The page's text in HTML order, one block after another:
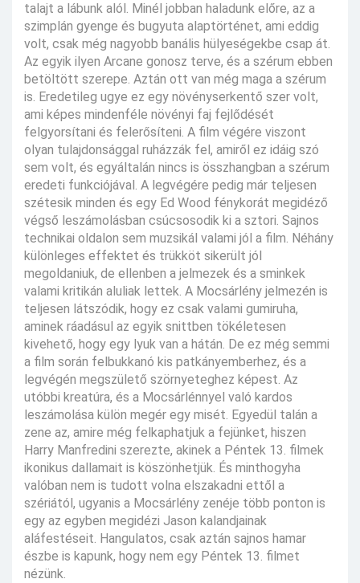
talajt a lábunk alól. Minél jobban haladunk előre, az a
szimplán gyenge és bugyuta alaptörténet, ami eddig
volt, csak még nagyobb banális hülyeségekbe csap át.
Az egyik ilyen Arcane gonosz terve, és a szérum ebben
betöltött szerepe. Aztán ott van még maga a szérum
is. Eredetileg ugye ez egy növényserkentő szer volt,
ami képes mindenféle növényi faj fejlődését
felgyorsítani és felerősíteni. A film végére viszont
olyan tulajdonsággal ruházzák fel, amiről ez idáig szó
sem volt, és egyáltalán nincs is összhangban a szérum
eredeti funkciójával. A legvégére pedig már teljesen
szétesik minden és egy Ed Wood fénykorát megidéző
végső leszámolásban csúcsosodik ki a sztori. Sajnos
technikai oldalon sem muzsikál valami jól a film. Néhány
különleges effektet és trükköt sikerült jól
megoldaniuk, de ellenben a jelmezek és a sminkek
valami kritikán aluliak lettek. A Mocsárlény jelmezén is
teljesen látszódik, hogy ez csak valami gumiruha,
aminek ráadásul az egyik snittben tökéletesen
kivehető, hogy egy lyuk van a hátán. De ez még semmi
a film során felbukkanó kis patkányemberhez, és a
legvégén megszülető szörnyeteghez képest. Az
utóbbi kreatúra, és a Mocsárlénnyel való kardos
leszámolása külön megér egy misét. Egyedül talán a
zene az, amire még felkaphatjuk a fejünket, hiszen
Harry Manfredini szerezte, akinek a Péntek 13. filmek
ikonikus dallamait is köszönhetjük. És minthogyha
valóban nem is tudott volna elszakadni ettől a
szériától, ugyanis a Mocsárlény zenéje több ponton is
egy az egyben megidézi Jason kalandjainak
aláfestéseit. Hangulatos, csak aztán sajnos hamar
észbe is kapunk, hogy nem egy Péntek 13. filmet
nézünk.